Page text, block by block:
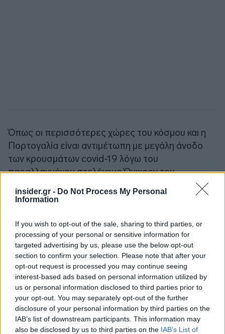
insider.gr - Do Not Process My Personal
Information
If you wish to opt-out of the sale, sharing to third parties, or
processing of your personal or sensitive information for
targeted advertising by us, please use the below opt-out
section to confirm your selection. Please note that after your
opt-out request is processed you may continue seeing
interest-based ads based on personal information utilized by
us or personal information disclosed to third parties prior to
your opt-out. You may separately opt-out of the further
disclosure of your personal information by third parties on the
IAB’s list of downstream participants. This information may
also be disclosed by us to third parties on the IAB’s List of
Όπως οι περισσότερες χώρες του κόσμου και η
Πορτογαλία είναι αντιμέτωπη με μεγάλη άνοδο
των κρουσμάτων covid-19 λόγω του
παραλλαγμένου στελέχους Όμικρον του
περισσότερα από 41.000 νέα κρούσματα για τις
Πηγή: ΑΠΕ-ΜΠΕ
Ακολουθήστε τοinsider.gr στο Google Newsκαι μάθετε
πρώτοι όλες τιςειδήσειςαπό την Ελλάδα και τον κόσμο.